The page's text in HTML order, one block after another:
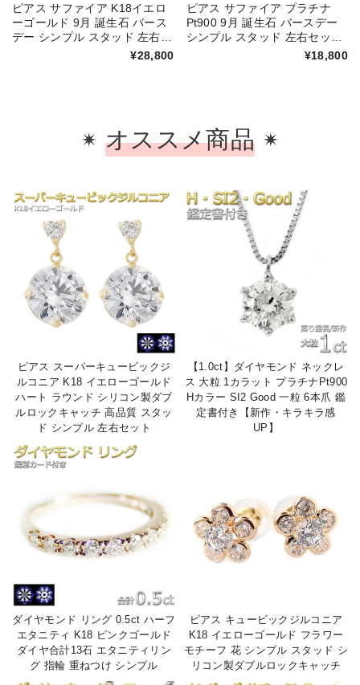
ピアス サファイア K18イエロ
ーゴールド 9月 誕生石 バース
デー シンプル スタッド 左右セ
ット レディース シリコン製ダ
¥28,800
ピアス サファイア プラチナ
Pt900 9月 誕生石 バースデー
シンプル スタッド 左右セット
レディース シリコン製ダブル
¥18,800
オススメ商品
ピアス スーパーキュービックジ
ルコニア K18 イエローゴールド
ハート ラウンド シリコン製ダブ
ルロックキャッチ 高品質 スタッ
ド シンプル 左右セット
【1.0ct】ダイヤモンド ネックレ
ス 大粒 1カラット プラチナPt900
Hカラー SI2 Good 一粒 6本爪 鑑
定書付き【新作・キラキラ感
UP】
ダイヤモンド リング 0.5ct ハーフ
エタニティ K18 ピンクゴールド
ダイヤ合計13石 エタニティリン
グ 指輪 重ねつけ シンプル
ピアス キュービックジルコニア
K18 イエローゴールド フラワー
モチーフ 花 シンプル スタッド シ
リコン製ダブルロックキャッチ